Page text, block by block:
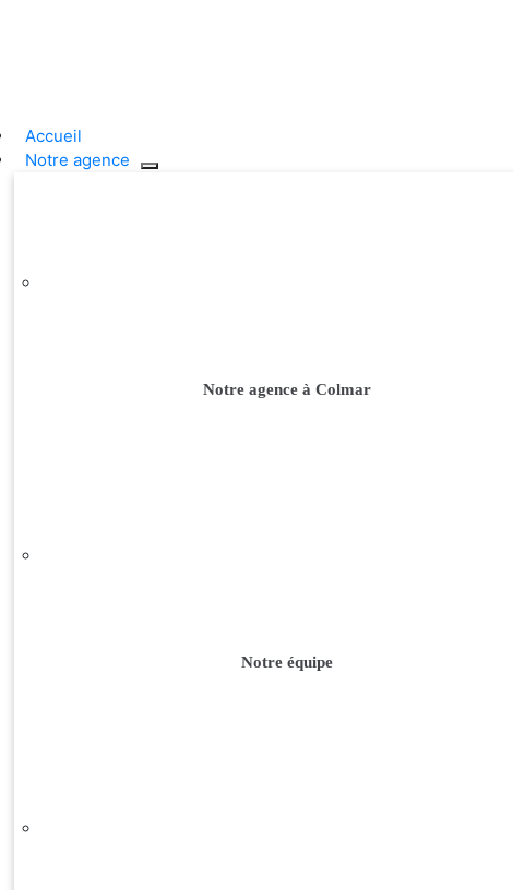
Accueil
Notre agence
Notre agence à Colmar
Notre équipe